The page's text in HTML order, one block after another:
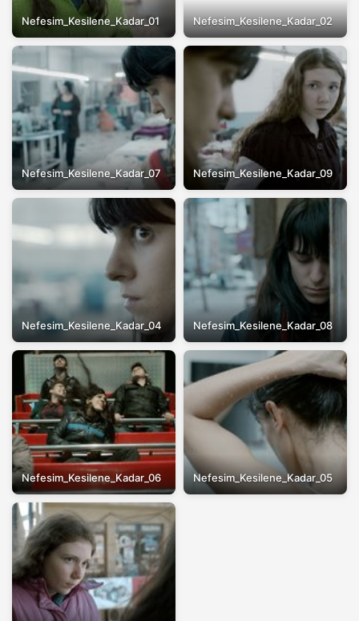
Nefesim_Kesilene_Kadar_01 Nefesim_Kesilene_Kadar_02
Nefesim_Kesilene_Kadar_07 Nefesim_Kesilene_Kadar_09
Nefesim_Kesilene_Kadar_04 Nefesim_Kesilene_Kadar_08
Nefesim_Kesilene_Kadar_06 Nefesim_Kesilene_Kadar_05